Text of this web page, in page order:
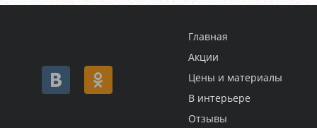
Главная
Акции
Цены и материалы
В интерьере
Отзывы